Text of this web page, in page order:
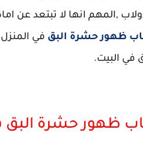
,المهم انها لا تبتعد عن
ظهور حشرة البق في
في البيت.
ظهور حشرة البق